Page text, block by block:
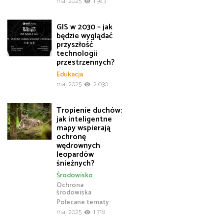
GIS w 2030 – jak
będzie wyglądać
przyszłość
technologii
przestrzennych?
Edukacja
maj 2025
2 030
Tropienie duchów:
jak inteligentne
mapy wspierają
ochronę
wędrownych
leopardów
śnieżnych?
Ochrona
środowiska
Polecane tematy
Środowisko
maj 2025 1 718